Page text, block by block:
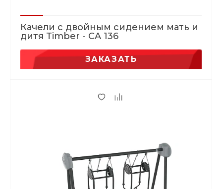
Качели с двойным сидением мать и
дитя Timber - CA 136
ЗАКАЗАТЬ